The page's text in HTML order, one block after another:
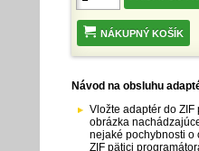
NÁKUPNÝ KOŠÍK
Návod na obsluhu
Vložte adaptér do
obrázka
nejaké pochybnosti o
ZIF pätici